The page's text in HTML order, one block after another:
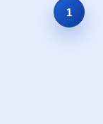
1